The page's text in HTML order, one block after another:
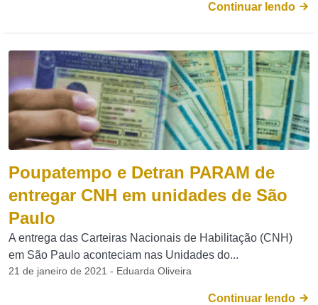
Continuar lendo
Poupatempo e Detran PARAM de
entregar CNH em unidades de São
Paulo
A entrega das Carteiras Nacionais de Habilitação (CNH)
em São Paulo aconteciam nas Unidades do...
21 de janeiro de 2021 - Eduarda Oliveira
Continuar lendo